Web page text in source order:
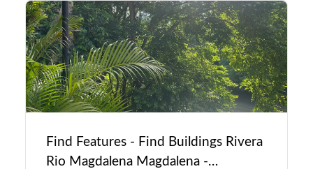
Find Features - Find Buildings Rivera
Rio Magdalena Magdalena -